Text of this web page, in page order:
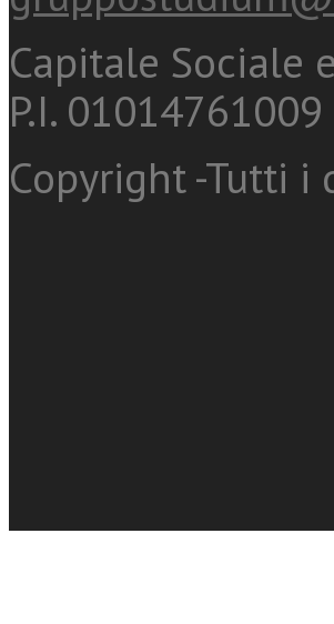
Capitale Sociale
P.I.
Copyright -Tutti